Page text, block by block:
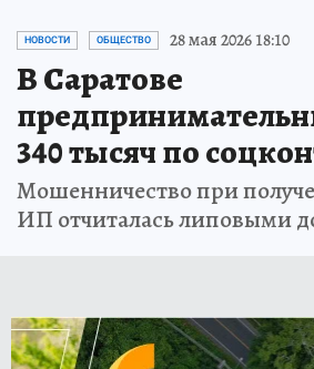
НОВОСТИ ОБЩЕСТВО 28 мая 2026 18:10
В Саратове
340 тысяч по
Мошенничество при
ИП отчиталась липовыми